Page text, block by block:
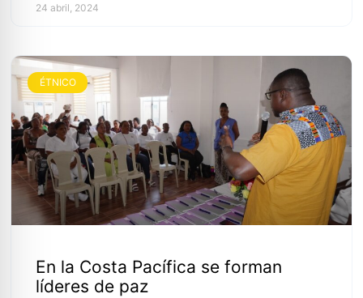
24 abril, 2024
ÉTNICO
En la Costa Pacífica se forman
líderes de paz